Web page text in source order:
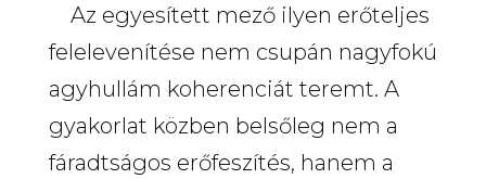
Az egyesített mező ilyen erőteljes
felelevenítése nem csupán nagyfokú
agyhullám koherenciát teremt. A
gyakorlat közben belsőleg nem a
fáradtságos erőfeszítés, hanem a